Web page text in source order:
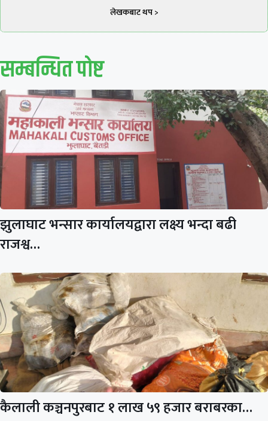
लेखकबाट थप >
सम्बन्धित पाेष्ट
झुलाघाट भन्सार कार्यालयद्वारा लक्ष्य भन्दा बढी
राजश्व…
कैलाली कञ्चनपुरबाट १ लाख ५९ हजार बराबरका…